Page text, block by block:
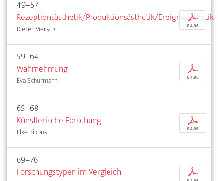
49–57
Rezeptionsästhetik/Produktionsästhetik/Ereignisästhetik
Dieter Mersch
p
€ 4,95
59–64
Wahrnehmung
Eva Schürmann
p
€ 4,95
65–68
Künstlerische Forschung
Elke Bippus
p
€ 4,95
69–76
Forschungstypen im Vergleich
p